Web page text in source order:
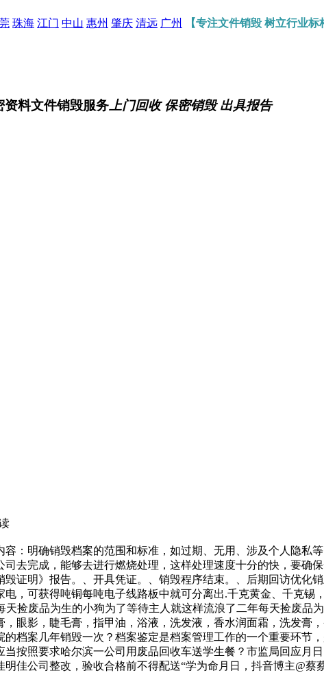
珠海 江门 中山 惠州 肇庆 清远 广州 【专注文件销毁 树立行业
资料文件销毁服务 上门回收 保密销毁 出具报告
：明确销毁档案的范围和标准，如过期、无用、涉及个人隐私
去完成，能够去进行燃烧处理，这样处理速度十分的快，要确
证明》报告。、开具凭证。、销毁程序结束。、后期回访优化
，可获得吨铜每吨电子线路板中就可分离出.千克黄金、千克锡
天捡废品为生的小狗为了等待主人就这样流浪了二年每天捡废品
眼影，睫毛膏，指甲油，浴液，洗发液，香水润面霜，洗发膏
档案几年销毁一次？档案鉴定是档案管理工作的一个重要环节
按照要求哈尔滨一公司用废品回收车送学生餐？市监局回应月
佳公司整改，验收合格前不得配送“学为命月日，抖音博主@